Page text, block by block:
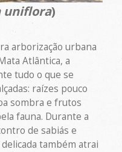
uniflora)
arborização urbana
Atlântica, a
tudo o que se
raízes pouco
sombra e frutos
fauna. Durante a
de sabiás e
também atrai